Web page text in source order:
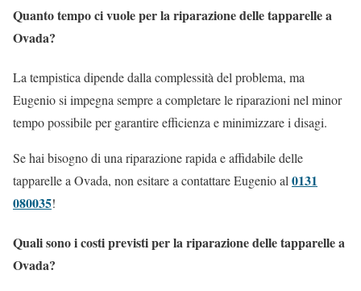
Quanto tempo ci vuole per la riparazione delle tapparelle a
Ovada?
La tempistica dipende dalla complessità del problema, ma
Eugenio si impegna sempre a completare le riparazioni nel minor
tempo possibile per garantire efficienza e minimizzare i disagi.
Se hai bisogno di una riparazione rapida e affidabile delle
tapparelle a Ovada, non esitare a contattare Eugenio al0131
080035!
Quali sono i costi previsti per la riparazione delle tapparelle a
Ovada?